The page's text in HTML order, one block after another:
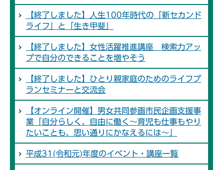
【終了しました】人生100年時代の「新セカンド
ライフ」と「生き甲斐」
【終了しました】女性活躍推進講座 検索力アッ
プで自分のできることを増やそう
【終了しました】ひとり親家庭のためのライフプ
ランセミナーと交流会
【オンライン開催】男女共同参画市民企画支援事
業「自分らしく、自由に働く～育児も仕事もやり
たいことも、思い通りにかなえるには～」
平成31(令和元)年度のイベント・講座一覧